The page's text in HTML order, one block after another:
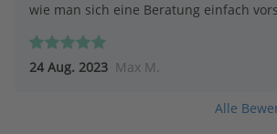
wie man sich eine Beratung einfach vorstellt.
24 Aug. 2023 Max M.
Alle